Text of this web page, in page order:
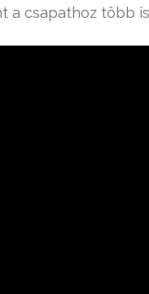
a csapathoz több